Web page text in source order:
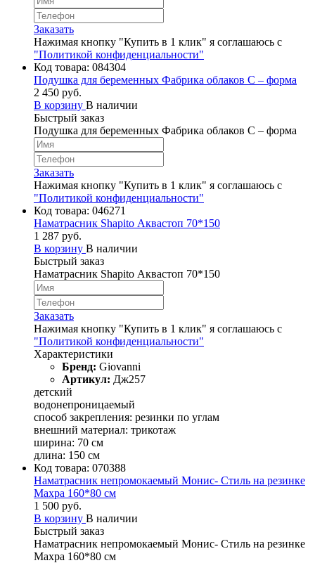
Заказать
Нажимая кнопку "Купить в 1 клик" я соглашаюсь с
"Политикой конфиденциальности"
Код товара: 084304
Подушка для беременных Фабрика облаков С – форма
2 450 руб.
В корзину В наличии
Быстрый заказ
Подушка для беременных Фабрика облаков С – форма
Заказать
Нажимая кнопку "Купить в 1 клик" я соглашаюсь с
"Политикой конфиденциальности"
Код товара: 046271
Наматрасник Shapito Аквастоп 70*150
1 287 руб.
В корзину В наличии
Быстрый заказ
Наматрасник Shapito Аквастоп 70*150
Заказать
Нажимая кнопку "Купить в 1 клик" я соглашаюсь с
"Политикой конфиденциальности"
Характеристики
Бренд: Giovanni
Артикул: Дж257
детский
водонепроницаемый
способ закрепления: резинки по углам
внешний материал: трикотаж
ширина: 70 см
длина: 150 см
Код товара: 070388
Наматрасник непромокаемый Монис- Стиль на резинке
Махра 160*80 см
1 500 руб.
В корзину В наличии
Быстрый заказ
Наматрасник непромокаемый Монис- Стиль на резинке
Махра 160*80 см